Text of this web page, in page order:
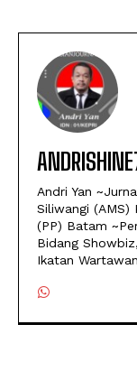
Andri Yan
Siliwangi (AMS)
(PP) Batam
Bidang
Ikatan